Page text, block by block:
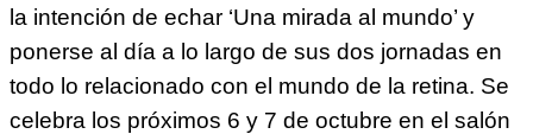
la intención de echar ‘Una mirada al mundo’ y
ponerse al día a lo largo de sus dos jornadas en
todo lo relacionado con el mundo de la retina. Se
celebra los próximos 6 y 7 de octubre en el salón